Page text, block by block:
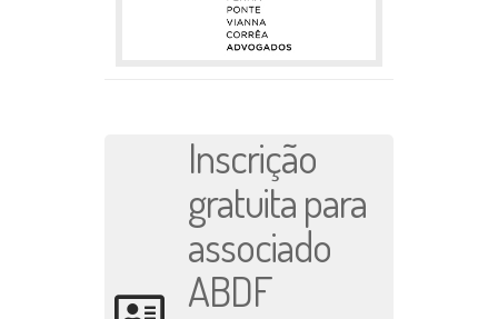
Inscrição
gratuita para
associado
ABDF